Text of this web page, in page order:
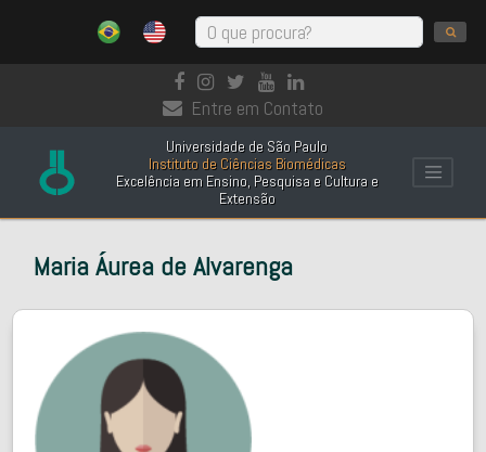
Entre em Contato
Universidade de São Paulo
Instituto de Ciências Biomédicas
Excelência em Ensino, Pesquisa e Cultura e
Extensão
Maria Áurea de Alvarenga